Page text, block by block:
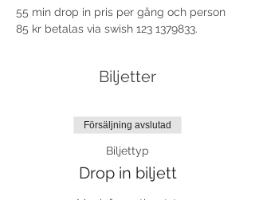
55 min drop in pris per gång och person
85 kr betalas via swish 123 1379833.
Biljetter
Försäljning avslutad
Biljettyp
Drop in biljett